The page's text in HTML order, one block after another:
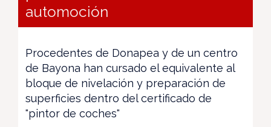
automoción
Procedentes de Donapea y de un centro
de Bayona han cursado el equivalente al
bloque de nivelación y preparación de
superficies dentro del certificado de
"pintor de coches"